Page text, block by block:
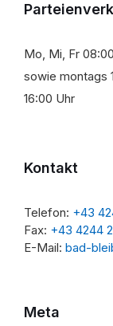
Mo, Mi, Fr
sowie montags
16:00 Uhr
Kontakt
Telefon: +43
Fax: +43 4244
E-Mail: bad-
Meta